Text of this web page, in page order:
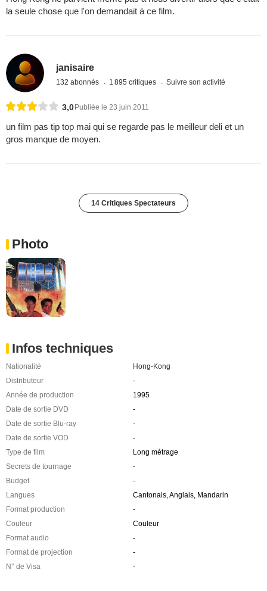
la seule chose que l'on demandait à ce film.
janisaire
132 abonnés 1 895 critiques Suivre son activité
3,0Publiée le 23 juin 2011
un film pas tip top mai qui se regarde pas le meilleur deli et un
gros manque de moyen.
14 Critiques Spectateurs
Photo
Infos techniques
Nationalité
Hong-Kong
Distributeur
-
Année de production
1995
Date de sortie DVD
-
Date de sortie Blu-ray
-
Date de sortie VOD
-
Type de film
Long métrage
Secrets de tournage
-
Budget
-
Langues
Cantonais, Anglais, Mandarin
Format production
-
Couleur
Couleur
Format audio
-
Format de projection
-
N° de Visa
-